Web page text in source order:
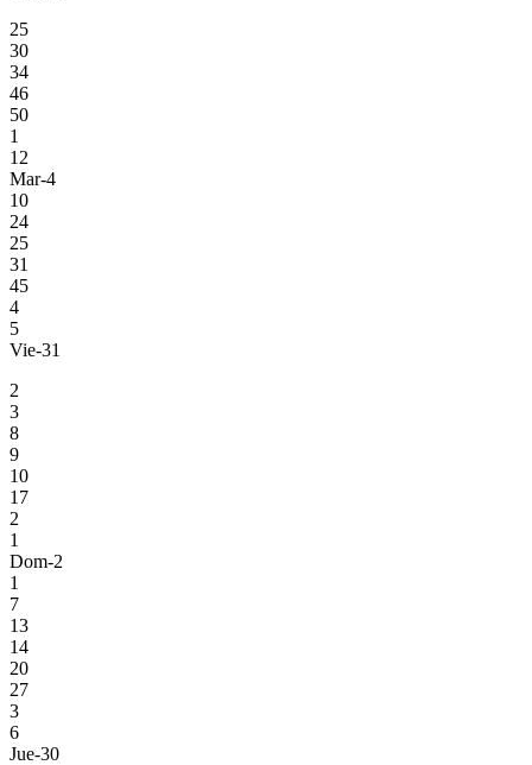
25
30
34
46
50
1
12
Mar-4
10
24
25
31
45
4
5
Vie-31
2
3
8
9
10
17
2
1
Dom-2
1
7
13
14
20
27
3
6
Jue-30